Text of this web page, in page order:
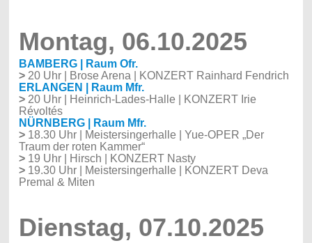
Montag, 06.10.2025
BAMBERG | Raum Ofr.
>20 Uhr | Brose Arena | KONZERT Rainhard Fendrich
ERLANGEN | Raum Mfr.
>20 Uhr | Heinrich-Lades-Halle | KONZERT Irie
Révoltés
NÜRNBERG | Raum Mfr.
>18.30 Uhr | Meistersingerhalle | Yue-OPER „Der
Traum der roten Kammer“
>19 Uhr | Hirsch | KONZERT Nasty
>19.30 Uhr | Meistersingerhalle | KONZERT Deva
Premal & Miten
Dienstag, 07.10.2025